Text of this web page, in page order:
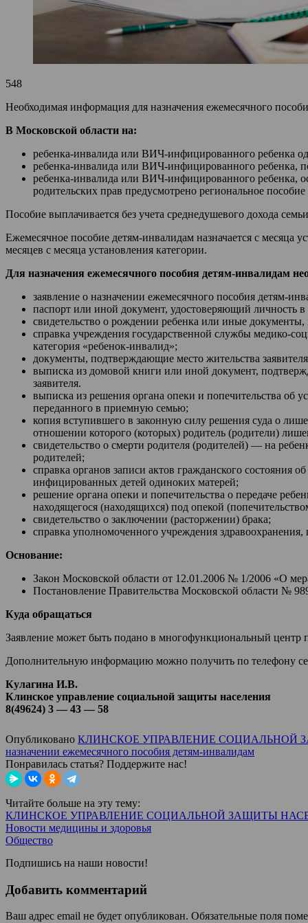
548
Необходимая информация для назначения ежемесячного
В Московской области на:
ребенка-инвалида или ВИЧ-инфицированного ребенка
ребенка-инвалида или ВИЧ-инфицированного ребенка,
ребенка-инвалида или ВИЧ-инфицированного ребенка,
родительских прав предусмотрено региональное
Пособие выплачивается без учета среднедушевого дохода
Ежемесячное пособие детям-инвалидам назначается с месяца
месяцев с месяца установления категории.
Для назначения ежемесячного пособия детям-инвалидам
заявление о назначении ежемесячного пособия детям-
паспорт или иной документ, удостоверяющий личность
свидетельство о рождении ребенка или иные
справка учреждения государственной службы медико-
категория «ребенок-инвалид»;
документы, подтверждающие место жительства
выписка из домовой книги или иной документ,
заявителя.
выписка из решения органа опеки и попечительства об
переданного в приемную семью;
копия вступившего в законную силу решения суда о
отношении которого (которых) родитель (родители)
свидетельство о смерти родителя (родителей) — на
родителей;
справка органов записи актов гражданского
инфицированных детей одиноких матерей;
решение органа опеки и попечительства о передаче
находящегося (находящихся) под опекой
свидетельство о заключении (расторжении) брака;
справка уполномоченного учреждения
Основание:
Закон Московской области от 12.01.2006 № 1/2006 «О
Постановление Правительства Московской области №
Куда обращаться
Заявление может быть подано в многофункциональный центр
Дополнительную информацию можно получить по телефону
Кулагина И.В.
Клинское управление социальной защиты населения
8(49624) 3 — 43 — 58
Опубликовано КЛИНСКОЕ УПРАВЛЕНИЕ СОЦИАЛЬНОЙ
назначении ежемесячного пособия детям-инвалидам
Понравилась статья? Поддержите нас!
Читайте больше на эту тему:
КЛИНСКОЕ УПРАВЛЕНИЕ СОЦИАЛЬНОЙ ЗАЩИТЫ
Новости медицины и здоровья
Общество
Подпишись на наши новости!
Добавить комментарий
Ваш адрес email не будет опубликован. Обязательные поля